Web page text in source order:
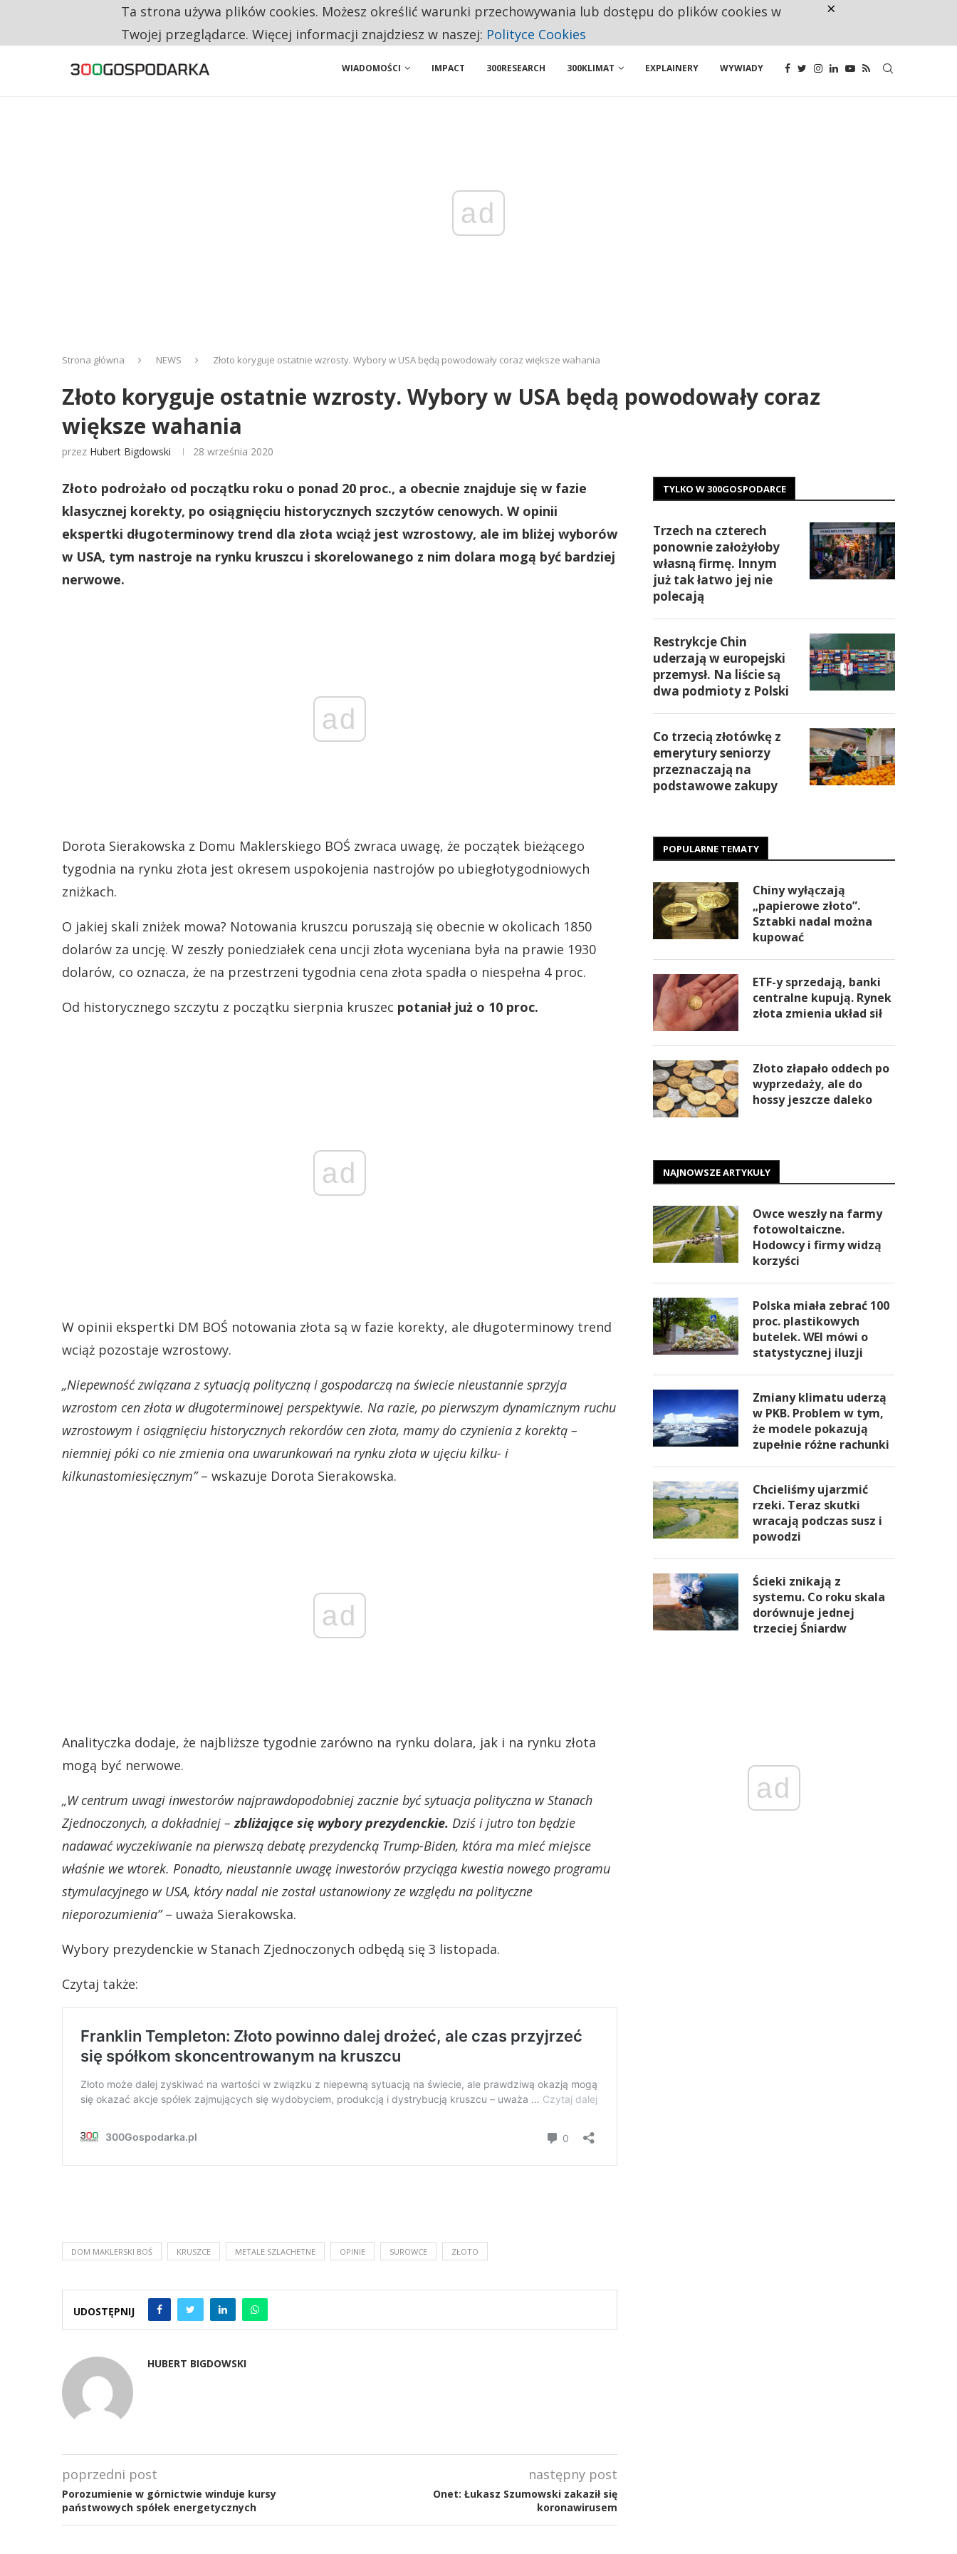
CO TRZECIĄ ZŁOTÓWKĘ Z EMERYTURY SENIORZY PRZEZNACZAJĄ NA PODSTAWOWE ZAKUPY
WIADOMOŚCI IMPACT 300RESEARCH 300KLIMAT EXPLAINERY WYWIADY
ad
Strona główna NEWS Złoto koryguje ostatnie wzrosty. Wybory w USA będą powodowały coraz większe wahania
Złoto koryguje ostatnie wzrosty. Wybory w USA będą powodowały coraz
większe wahania
przez Hubert Bigdowski 28 września 2020
Złoto podrożało od początku roku o ponad 20 proc., a obecnie znajduje się w fazie
klasycznej korekty, po osiągnięciu historycznych szczytów cenowych. W opinii
ekspertki długoterminowy trend dla złota wciąż jest wzrostowy, ale im bliżej wyborów
w USA, tym nastroje na rynku kruszcu i skorelowanego z nim dolara mogą być bardziej
nerwowe.
ad
Dorota Sierakowska z Domu Maklerskiego BOŚ zwraca uwagę, że początek bieżącego
tygodnia na rynku złota jest okresem uspokojenia nastrojów po ubiegłotygodniowych
zniżkach.
O jakiej skali zniżek mowa? Notowania kruszcu poruszają się obecnie w okolicach 1850
dolarów za uncję. W zeszły poniedziałek cena uncji złota wyceniana była na prawie 1930
dolarów, co oznacza, że na przestrzeni tygodnia cena złota spadła o niespełna 4 proc.
Od historycznego szczytu z początku sierpnia kruszec potaniał już o 10 proc.
ad
W opinii ekspertki DM BOŚ notowania złota są w fazie korekty, ale długoterminowy trend
wciąż pozostaje wzrostowy.
„Niepewność związana z sytuacją polityczną i gospodarczą na świecie nieustannie sprzyja
wzrostom cen złota w długoterminowej perspektywie. Na razie, po pierwszym dynamicznym ruchu
wzrostowym i osiągnięciu historycznych rekordów cen złota, mamy do czynienia z korektą –
niemniej póki co nie zmienia ona uwarunkowań na rynku złota w ujęciu kilku- i
kilkunastomiesięcznym”– wskazuje Dorota Sierakowska.
ad
Analityczka dodaje, że najbliższe tygodnie zarówno na rynku dolara, jak i na rynku złota
mogą być nerwowe.
„W centrum uwagi inwestorów najprawdopodobniej zacznie być sytuacja polityczna w Stanach
Zjednoczonych, a dokładniej –zbliżające się wybory prezydenckie. Dziś i jutro ton będzie
nadawać wyczekiwanie na pierwszą debatę prezydencką Trump-Biden, która ma mieć miejsce
właśnie we wtorek. Ponadto, nieustannie uwagę inwestorów przyciąga kwestia nowego programu
stymulacyjnego w USA, który nadal nie został ustanowiony ze względu na polityczne
nieporozumienia”– uważa Sierakowska.
Wybory prezydenckie w Stanach Zjednoczonych odbędą się 3 listopada.
Czytaj także:
DOM MAKLERSKI BOŚ KRUSZCE METALE SZLACHETNE OPINIE SUROWCE ZŁOTO
UDOSTĘPNIJ
HUBERT BIGDOWSKI
poprzedni post
Porozumienie w górnictwie winduje kursy
państwowych spółek energetycznych
następny post
Onet: Łukasz Szumowski zakaził się
koronawirusem
TYLKO W 300GOSPODARCE
Trzech na czterech
ponownie założyłoby
własną firmę. Innym
już tak łatwo jej nie
polecają
Restrykcje Chin
uderzają w europejski
przemysł. Na liście są
dwa podmioty z Polski
Co trzecią złotówkę z
emerytury seniorzy
przeznaczają na
podstawowe zakupy
POPULARNE TEMATY
Chiny wyłączają
„papierowe złoto”.
Sztabki nadal można
kupować
ETF-y sprzedają, banki
centralne kupują. Rynek
złota zmienia układ sił
Złoto złapało oddech po
wyprzedaży, ale do
hossy jeszcze daleko
NAJNOWSZE ARTYKUŁY
Owce weszły na farmy
fotowoltaiczne.
Hodowcy i firmy widzą
korzyści
Polska miała zebrać 100
proc. plastikowych
butelek. WEI mówi o
statystycznej iluzji
Zmiany klimatu uderzą
w PKB. Problem w tym,
że modele pokazują
zupełnie różne rachunki
Chcieliśmy ujarzmić
rzeki. Teraz skutki
wracają podczas susz i
powodzi
Ścieki znikają z
systemu. Co roku skala
dorównuje jednej
trzeciej Śniardw
ad
Ta strona używa plików cookies. Możesz określić warunki przechowywania lub dostępu do plików cookies w
Twojej przeglądarce. Więcej informacji znajdziesz w naszej: Polityce Cookies
×